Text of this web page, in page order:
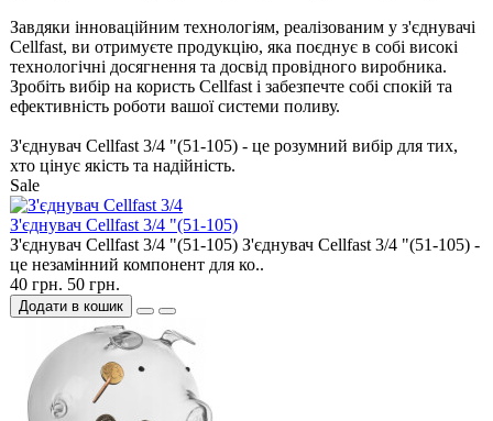
Завдяки інноваційним технологіям, реалізованим у з'єднувачі
Cellfast, ви отримуєте продукцію, яка поєднує в собі високі
технологічні досягнення та досвід провідного виробника.
Зробіть вибір на користь Cellfast і забезпечте собі спокій та
ефективність роботи вашої системи поливу.
З'єднувач Cellfast 3/4 "(51-105) - це розумний вибір для тих,
хто цінує якість та надійність.
Sale
З'єднувач Cellfast 3/4 "(51-105)
З'єднувач Cellfast 3/4 "(51-105) З'єднувач Cellfast 3/4 "(51-105) -
це незамінний компонент для ко..
40 грн. 50 грн.
Додати в кошик